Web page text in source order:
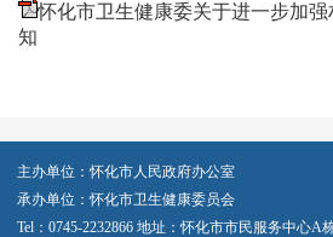
怀化市卫生健康委关于进一步加
知
主办单位：怀化市人民政府办公室
承办单位：怀化市卫生健康委员会
Tel：0745-2232866 地址：怀化市市民服务中心A